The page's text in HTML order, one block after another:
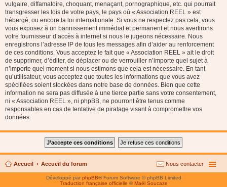
vulgaire, diffamatoire, choquant, menaçant, pornographique, etc. qui pourrait
transgresser les lois de votre pays, le pays où « Association REEL » est
hébergé, ou encore la loi internationale. Si vous ne respectez pas cela, vous
vous exposez à un bannissement immédiat et permanent et nous avertirons
votre fournisseur d’accès à internet si nous le jugeons nécessaire. Nous
enregistrons l’adresse IP de tous les messages afin d’aider au renforcement
de ces conditions. Vous acceptez le fait que « Association REEL » ait le droit
de supprimer, d’éditer, de déplacer ou de verrouiller n’importe quel sujet à
n’importe quel moment si nous estimons que cela est nécessaire. En tant
qu’utilisateur, vous acceptez que toutes les informations que vous avez
spécifiées soient stockées dans notre base de données. Bien que cette
information ne sera pas diffusée à une tierce partie sans votre consentement,
ni « Association REEL », ni phpBB, ne pourront être tenus comme
responsables en cas de tentative de piratage visant à compromettre vos
données.
Accueil Accueil du forum Nous contacter
Développé parphpBB® Forum Software © phpBB Limited
Traduction française officielle © Maël Soucaze